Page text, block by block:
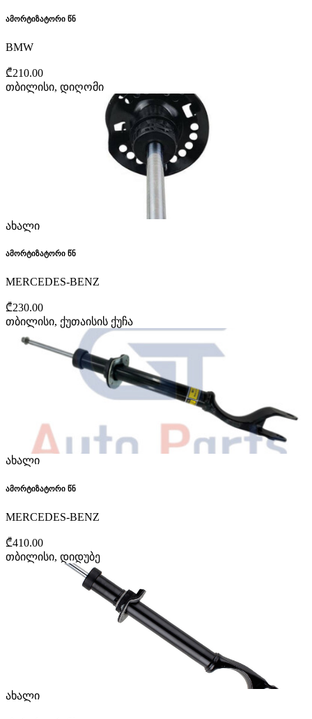
ამორტიზატორი წნ
BMW
₾210.00
თბილისი, დიღომი
ახალი
ამორტიზატორი წნ
MERCEDES-BENZ
₾230.00
თბილისი, ქუთაისის ქუჩა
ახალი
ამორტიზატორი წნ
MERCEDES-BENZ
₾410.00
თბილისი, დიდუბე
ახალი